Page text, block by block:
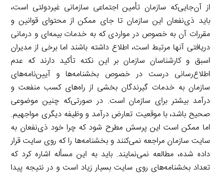
از آن‌جایی‌که سازمان تأمین اجتماعی سازمانی غیردولتی است،
باید ذی‌نفعان این سازمان تا جای ممکن از محتوای قوانین و
مقررات آن به خصوص در مواردی که به خدمات بیمه‌ای و درمانی
دریافتی آنها مرتبط است، اطلاع داشته باشند اما برخی از مدیران
اسبق و کارشناسان سازمان بر این نکته تأکید دارند که عدم
اطلاع‌رسانی درست در خصوص بخشنامه‌ها و آیین‌نامه‌های
سازمان به خدمات گیرندگان بخشی از راه‌های کسب منفعت و
درآمد بیشتر برای سازمان است. در صورتی‌که چنین موضوعی
صحیح باشد، با موقعیت تعارض درآمد و وظیفه دیگری مواجهیم.
اما ممکن است این پرسش مطرح شود که چرا خود ذی‌نفعان به
سایت سازمان مراجعه نمی‌کنند و بخشنامه‌ها را که روی سایت قرار
داده شده، مطالعه نمی‌نمایند. باید به این مسأله اشاره کرد که
تعداد بخشنامه‌های روی سایت بسیار زیاد است و در نتیجه پیدا